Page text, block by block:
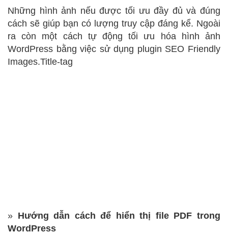
Những hình ảnh nếu được tối ưu đầy đủ và đúng
cách sẽ giúp bạn có lượng truy cập đáng kể. Ngoài
ra còn một cách tự động tối ưu hóa hình ảnh
WordPress bằng việc sử dụng plugin SEO Friendly
Images.Title-tag
» Hướng dẫn cách để hiển thị file PDF trong
WordPress